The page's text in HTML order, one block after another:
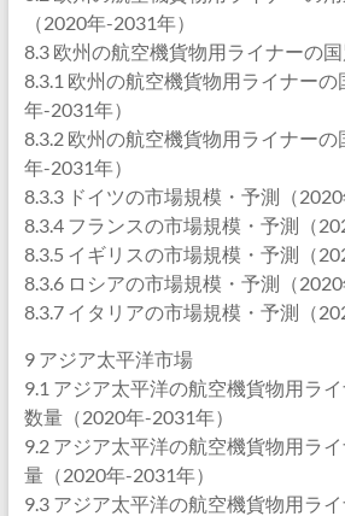
（2020年-2031年）
8.3 欧州の航空機貨物用ライナーの
8.3.1 欧州の航空機貨物用ライナー
年-2031年）
8.3.2 欧州の航空機貨物用ライナー
年-2031年）
8.3.3 ドイツの市場規模・予測（2020
8.3.4 フランスの市場規模・予測（
8.3.5 イギリスの市場規模・予測（
8.3.6 ロシアの市場規模・予測（2020
8.3.7 イタリアの市場規模・予測（
9 アジア太平洋市場
9.1 アジア太平洋の航空機貨物用ラ
数量（2020年-2031年）
9.2 アジア太平洋の航空機貨物用ラ
量（2020年-2031年）
9.3 アジア太平洋の航空機貨物用ラ